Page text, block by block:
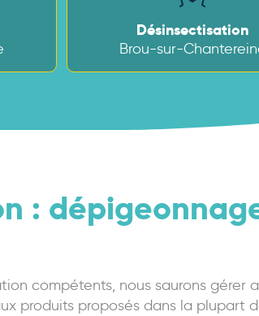
Désinsectisation
Brou-sur-
:
compétents, nous saurons gérer
produits proposés dans la plupart